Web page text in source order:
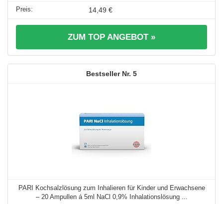
14,49 €
ZUM TOP ANGEBOT »
5
PARI Kochsalzlösung zum Inhalieren für Kinder und Erwachsene
– 20 Ampullen á 5ml NaCl 0,9% Inhalationslösung ...